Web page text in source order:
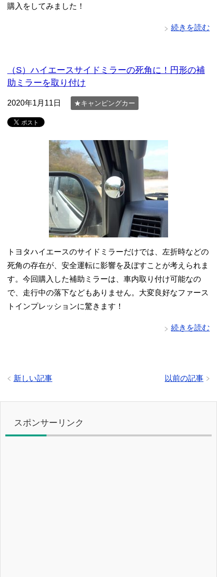
購入をしてみました！
続きを読む
（S）ハイエースサイドミラーの死角に！円形の補
助ミラーを取り付け
2020年1月11日 ★キャンピングカー
トヨタハイエースのサイドミラーだけでは、左折時などの
死角の存在が、安全運転に影響を及ぼすことが考えられま
す。今回購入した補助ミラーは、車内取り付け可能なの
で、走行中の落下などもありません。大変良好なファース
トインプレッションに驚きます！
続きを読む
以前の記事
新しい記事
スポンサーリンク